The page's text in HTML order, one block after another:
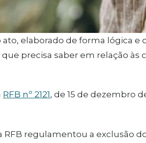
elaborado de forma lógica e
precisa saber em relação às
RFB nº 2121, de 15 de dezembro
RFB regulamentou a exclusão